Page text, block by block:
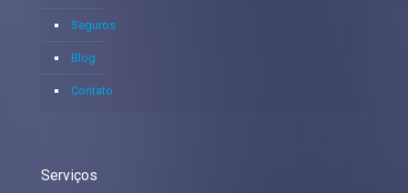
Seguros
Blog
Contato
Serviços